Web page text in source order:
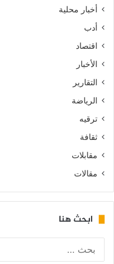
أخبار محلية
أدب
اقتصاد
الأخبار
التقارير
الرياضة
ترقيه
ثقافة
مقابلات
مقالات
ابحث هنا